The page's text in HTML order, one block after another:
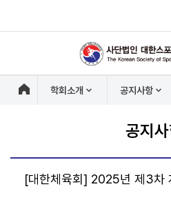
학회소개 공지사항
공지
[대한체육회] 2025년 제3차